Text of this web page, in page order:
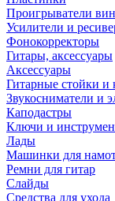
Проигрыватели
Усилители и
Фонокорректоры
Гитары, аксессуары
Аксессуары
Гитарные стойки и
Звукосниматели и
Каподастры
Ключи и
Лады
Машинки для
Ремни для гитар
Слайды
Средства для ухода